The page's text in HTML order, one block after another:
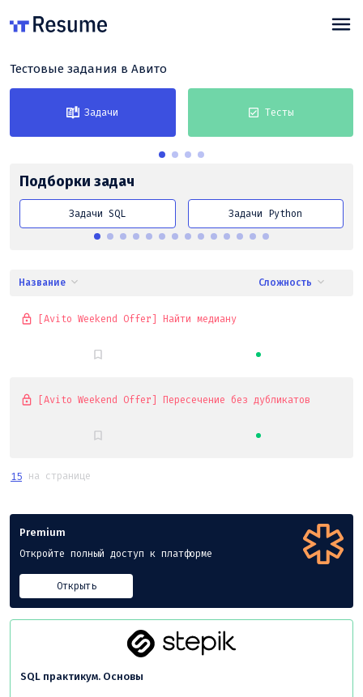
Тестовые задания в Авито
Задачи Тесты
Подборки задач
Задачи SQL Задачи Python
Название Сложность
[Avito Weekend Offer] Найти медиану
[Avito Weekend Offer] Пересечение без дубликатов
15 на странице
Premium
Откройте полный доступ к платформе
Открыть
SQL практикум. Основы